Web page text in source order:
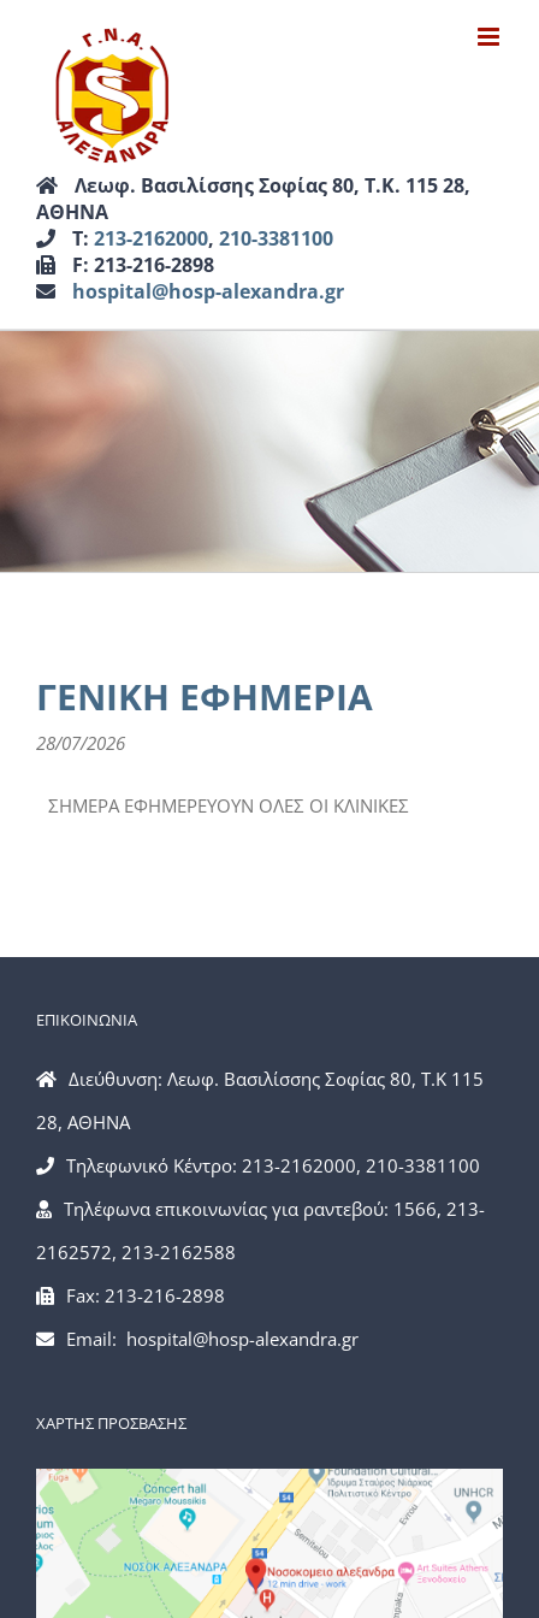
περιεχόμενο
Λεωφ. Βασιλίσσης Σοφίας 80, Τ.Κ. 115 28,
ΑΘΗΝΑ
Τ: 213-2162000, 210-3381100
F: 213-216-2898
hospital@hosp-alexandra.gr
ΓΕΝΙΚΗ ΕΦΗΜΕΡΙΑ
28/07/2026
ΣΗΜΕΡΑ ΕΦΗΜΕΡΕΥΟΥΝ ΟΛΕΣ ΟΙ ΚΛΙΝΙΚΕΣ
ΕΠΙΚΟΙΝΩΝΙΑ
Διεύθυνση: Λεωφ. Βασιλίσσης Σοφίας 80, Τ.Κ 115
28, ΑΘΗΝΑ
Τηλεφωνικό Κέντρο: 213-2162000, 210-3381100
Τηλέφωνα επικοινωνίας για ραντεβού: 1566, 213-
2162572, 213-2162588
Fax: 213-216-2898
Email: hospital@hosp-alexandra.gr
ΧΑΡΤΗΣ ΠΡΟΣΒΑΣΗΣ